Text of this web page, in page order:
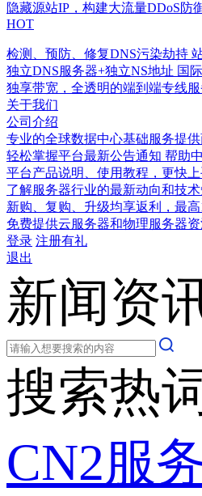
隐藏源站IP，构建大流量DDoS防
HOT
检测、预防、修复DNS污染劫持
独立DNS服务器+独立NS地址 国
独享带宽，全透明的端到端专线服
关于我们
公司介绍
专业的全球数据中心基础服务提
轻松掌握平台最新公告通知 帮助
平台产品说明、使用教程，更快
了解服务器行业的最新动向和技
新购、复购、升级均享返利，最高
免费提供云服务器和物理服务器
登录 注册有礼
退出
新闻资
搜索热
CN2服